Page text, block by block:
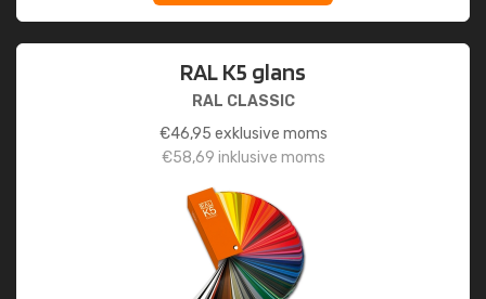
RAL K5 glans
RAL CLASSIC
€46,95 exklusive moms
€58,69 inklusive moms